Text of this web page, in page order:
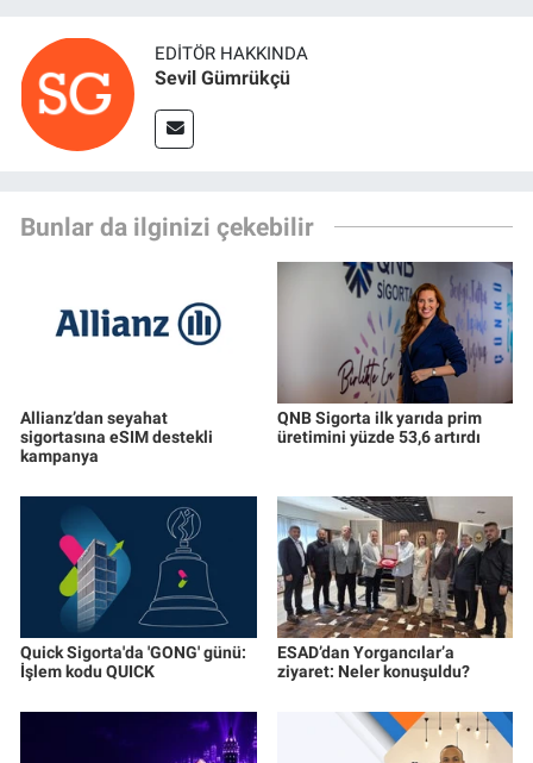
EDITÖR HAKKINDA
Sevil Gümrükçü
Bunlar da ilginizi çekebilir
Allianz’dan seyahat
sigortasına eSIM destekli
kampanya
QNB Sigorta ilk yarıda prim
üretimini yüzde 53,6 artırdı
Quick Sigorta'da 'GONG' günü:
İşlem kodu QUICK
ESAD’dan Yorgancılar’a
ziyaret: Neler konuşuldu?